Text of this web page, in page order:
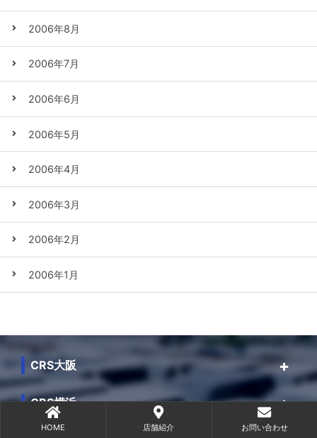
2006年8月
2006年7月
2006年6月
2006年5月
2006年4月
2006年3月
2006年2月
2006年1月
CRS大阪
CRS横浜
HOME 店舗紹介 お問い合わせ